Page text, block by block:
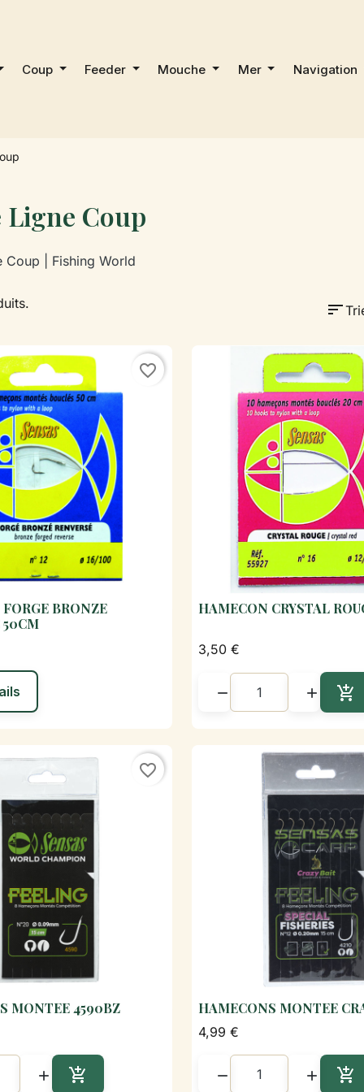
Coup Feeder Mouche Mer Navigation
Ligne Coup
Coup | Fishing World
sort
favorite_border
Aperçu rapide
BRONZE
50CM
HAMECON CRYSTAL
3,50 €
  
favorite_border
Aperçu rapide
MONTEE 4590BZ
 
HAMECONS MONTEE
4,99 €
  